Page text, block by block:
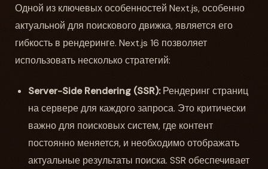
Одной из ключевых особенностей Next.js, особенно
актуальной для поискового движка, является его
гибкость в рендеринге. Next.js 16 позволяет
использовать несколько стратегий:
Server-Side Rendering (SSR):Рендеринг страниц
на сервере для каждого запроса. Это критически
важно для поисковых систем, где контент
постоянно меняется, и необходимо отображать
актуальные результаты поиска. SSR обеспечивает